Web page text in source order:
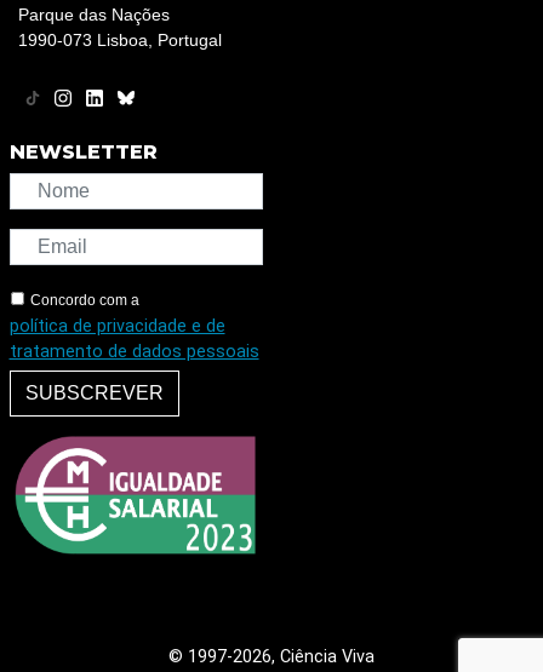
Parque das Nações
1990-073 Lisboa, Portugal
NEWSLETTER
Concordo com a
política de privacidade e de
tratamento de dados pessoais
SUBSCREVER
© 1997-2026, Ciência Viva